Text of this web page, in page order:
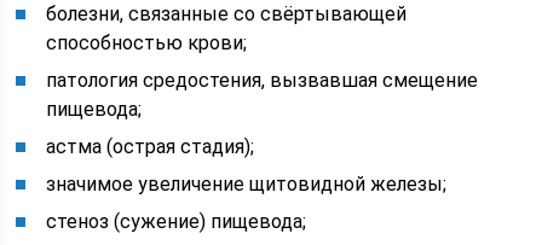
болезни, связанные со свёртывающей
способностью крови;
патология средостения, вызвавшая смещение
пищевода;
астма (острая стадия);
значимое увеличение щитовидной железы;
стеноз (сужение) пищевода;